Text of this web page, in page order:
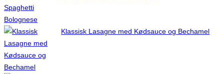
Klassisk Lasagne med Kødsauce og Bechamel